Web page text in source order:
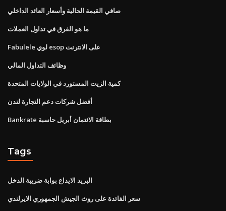
صافي القيمة الحالية وأسعار العائد الداخلي
ما هو الفرق في تداول العملات
Fabulele لوي esop على الانترنت
وظائف التداول المالي
كمية الزيت المستورد في الولايات المتحدة
أفضل شركات دعم التجارة لندن
Bankrate بطاقة الائتمان أبريل حاسبة
Tags
البريد الايداع بوابة ضريبة الدخل
سعر الفائدة على روث الجيش الجمهوري الايرلندي